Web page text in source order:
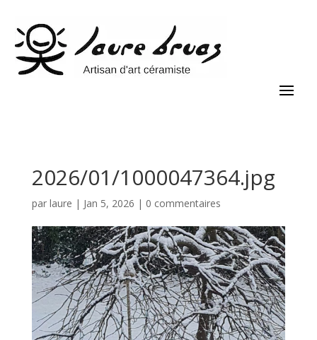
2026/01/1000047364.jpg
par laure | Jan 5, 2026 | 0 commentaires